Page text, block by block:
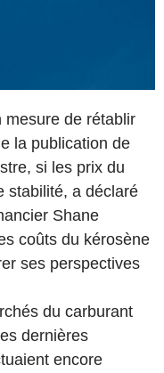
mesure de rétablir
la publication de
si les prix du
stabilité, a déclaré
Shane
coûts du kérosène
ses perspectives
du carburant
dernières
encore